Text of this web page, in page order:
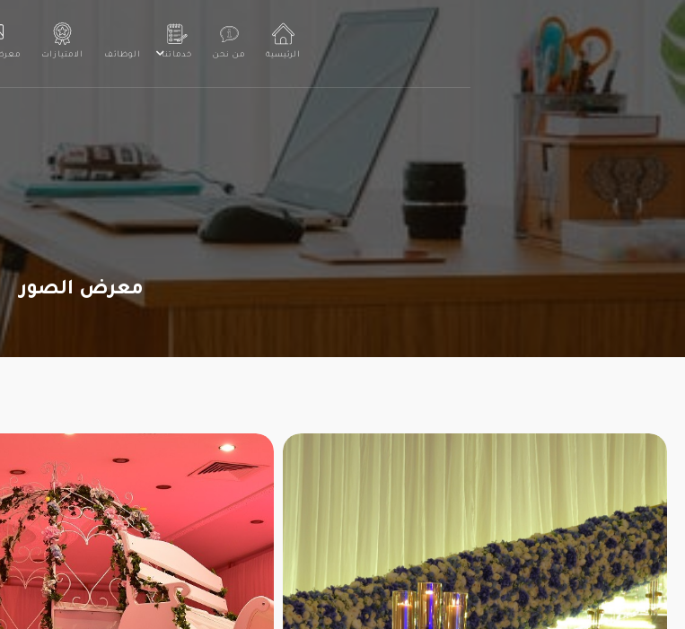
الرئيسية من نحن خدماتنا الوظائف الامتيازات
معرض الصور